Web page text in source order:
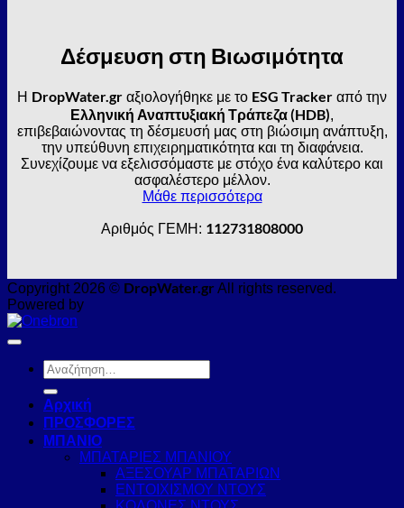
Δέσμευση στη Βιωσιμότητα
Η DropWater.gr αξιολογήθηκε με το ESG Tracker από την
Ελληνική Αναπτυξιακή Τράπεζα (HDB),
επιβεβαιώνοντας τη δέσμευσή μας στη βιώσιμη ανάπτυξη,
την υπεύθυνη επιχειρηματικότητα και τη διαφάνεια.
Συνεχίζουμε να εξελισσόμαστε με στόχο ένα καλύτερο και
ασφαλέστερο μέλλον.
Μάθε περισσότερα
Αριθμός ΓΕΜΗ: 112731808000
Copyright 2026 © DropWater.gr All rights reserved.
Powered by
Αναζήτηση
για:
Αρχική
ΠΡΟΣΦΟΡΕΣ
ΜΠΑΝΙΟ
ΜΠΑΤΑΡΙΕΣ ΜΠΑΝΙΟΥ
ΑΞΕΣΟΥΑΡ ΜΠΑΤΑΡΙΩΝ
ΕΝΤΟΙΧΙΣΜΟΥ ΝΤΟΥΣ